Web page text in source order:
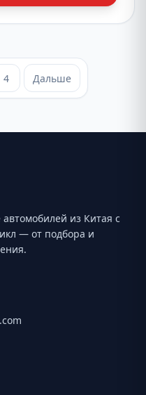
4 Дальше
из Китая с
— от подбора и